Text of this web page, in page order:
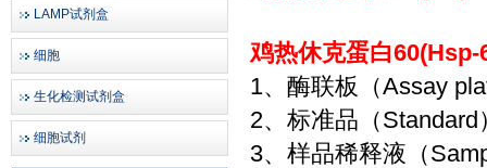
LAMP试剂盒
细胞
生化检测试剂盒
细胞试剂
鸡热休克蛋白
1、酶联板（Assay
2、标准品（
3、样品稀释液（